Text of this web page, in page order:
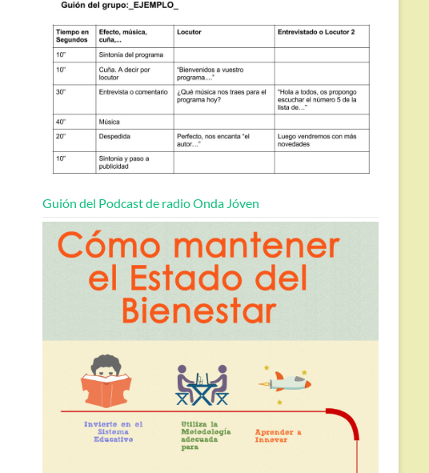
Guión del Podcast de radio Onda Jóven